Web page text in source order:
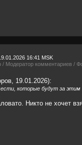
16:41 MSK
/ Модератор комментариев /
19.01.2026):
которые будут за этим
Никто не хочет